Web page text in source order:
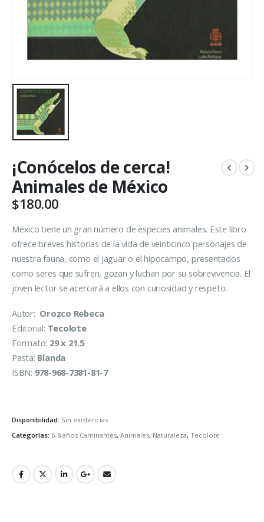
¡Conócelos de cerca!
Animales de México
$180.00
México tiene un gran número de especies animales. Este libro
ofrece breves historias de la vida de veinticinco personajes de
nuestra fauna, como el jaguar o el hipocampo, presentados
como seres que sufren, gozan y luchan por su sobrevivencia. El
joven lector se acercará a ellos con curiosidad y respeto.
Autor: Orozco Rebeca
Editorial: Tecolote
Formato: 29 x 21.5
Pasta: Blanda
ISBN: 978-968-7381-81-7
Disponibilidad: Sin existencias
Categorías: 6-8 años Caminantes, Animales, Naturaleza, Tecolote